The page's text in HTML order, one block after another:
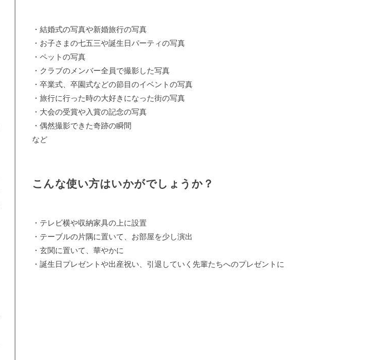
・結婚式の写真や新婚旅行の写真
・お子さまの七五三や誕生日パーティの写真
・ペットの写真
・クラブのメンバー全員で撮影した写真
・卒業式、卒園式などの節目のイベントの写真
・旅行に行った時の大好きになった街の写真
・大会の受賞や入賞の記念の写真
・偶然撮影できた奇跡の瞬間
など
こんな使い方はいかがでしょうか？
・テレビ横や収納家具の上に設置
・テーブルの片隅に置いて、お部屋を少し演出
・玄関に置いて、華やかに
・誕生日プレゼントや出産祝い、引退していく先輩たちへのプレゼントに